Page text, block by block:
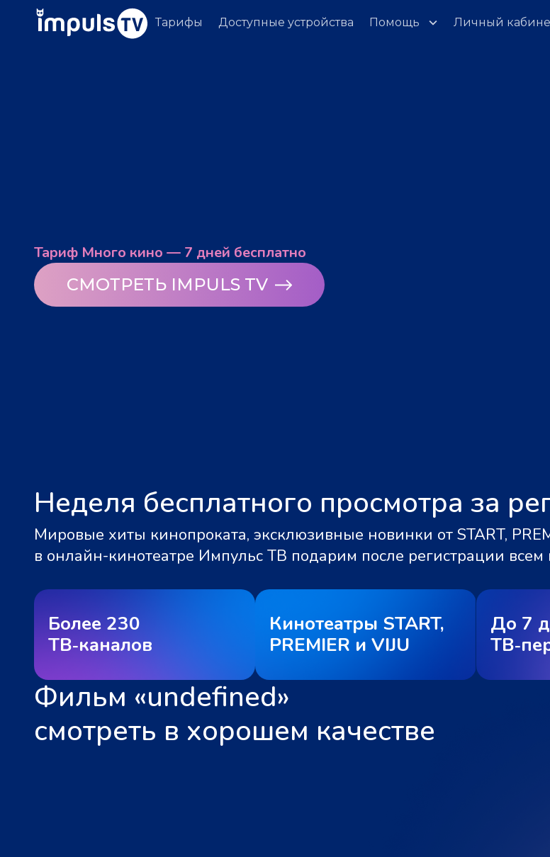
Тарифы Доступные устройства Помощь Личный
Тариф Много кино — 7 дней бесплатно
СМОТРЕТЬ IMPULS TV
Неделя бесплатного просмотра за
Мировые хиты кинопроката, эксклюзивные новинки от START,
в онлайн-кинотеатре Импульс ТВ подарим после регистрации
Более 230
ТВ‑каналов
Кинотеатры START,
PREMIER и VIJU
До 7
Фильм «undefined»
смотреть в хорошем качестве